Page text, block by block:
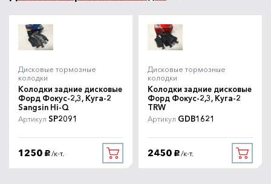
Колодки передние Форд
Фокус-2,3 Ferodo
Ferodo
Колодки передние Форд
Фокус-2,3 Pilenga
Pilenga
Артикул
В наличии 1200 /шт.
Колодки передние Форд
Дисковые тормозные
колодки
Колодки задние дисковые
Форд Фокус-2,3, Куга-2
Sangsin Hi-Q
Артикул SP2091
1250 руб. /к-т.
Дисковые тормозные
колодки
Колодки задние дисковые
Форд Фокус-2,3, Куга-2
TRW
Артикул GDB1621
2450 руб. /к-т.